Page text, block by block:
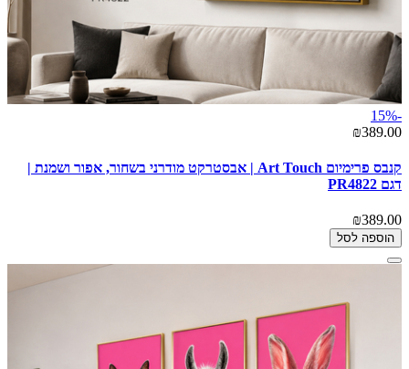
-15%
₪389.00
קנבס פרימיום Art Touch | אבסטרקט מודרני בשחור, אפור ושמנת |
דגם PR4822
₪389.00
הוספה לסל